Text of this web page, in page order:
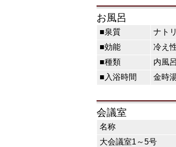
お風呂
■泉質
ナト
■効能
冷え
■種類
内風
■入浴時間
金時
会議室
名称
大会議室1～5号